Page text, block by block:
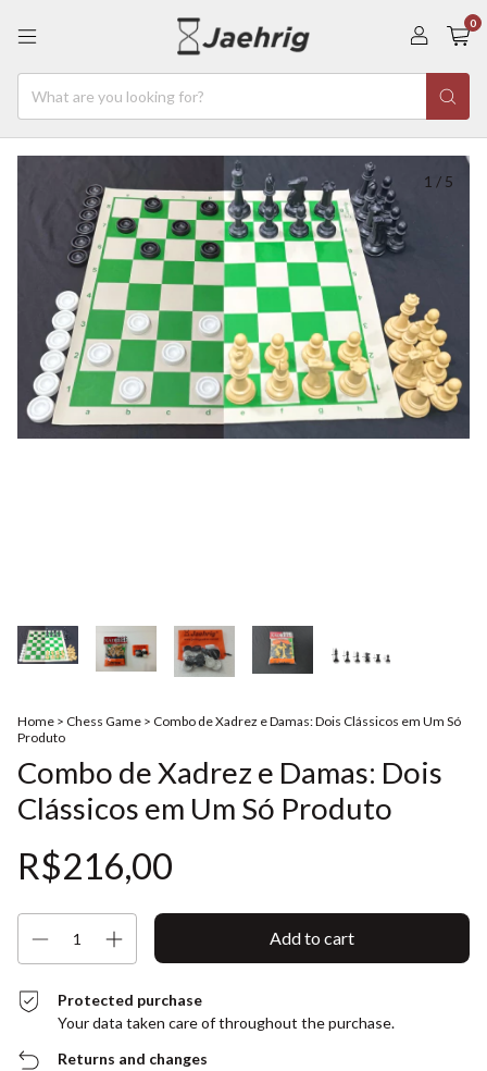
0
1 / 5
Home > Chess Game > Combo de Xadrez e Damas: Dois Clássicos em Um Só
Produto
Combo de Xadrez e Damas: Dois
Clássicos em Um Só Produto
R$216,00
Protected purchase
Your data taken care of throughout the purchase.
Returns and changes